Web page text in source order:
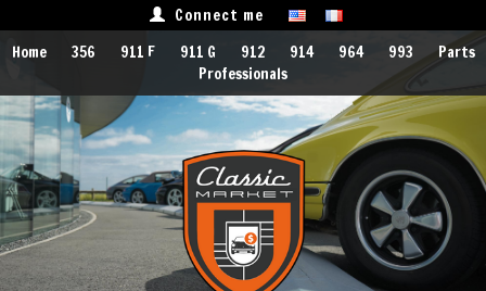
Connect me
Home
356 911 F 911 G 912 914 964 993
Parts
Professionals